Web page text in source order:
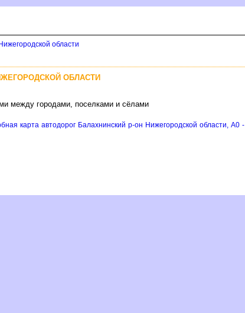
области
ОБЛАСТИ
между городами, поселками и сёлами
карта автодорог Балахнинский р-он Нижегородской области, A0 -